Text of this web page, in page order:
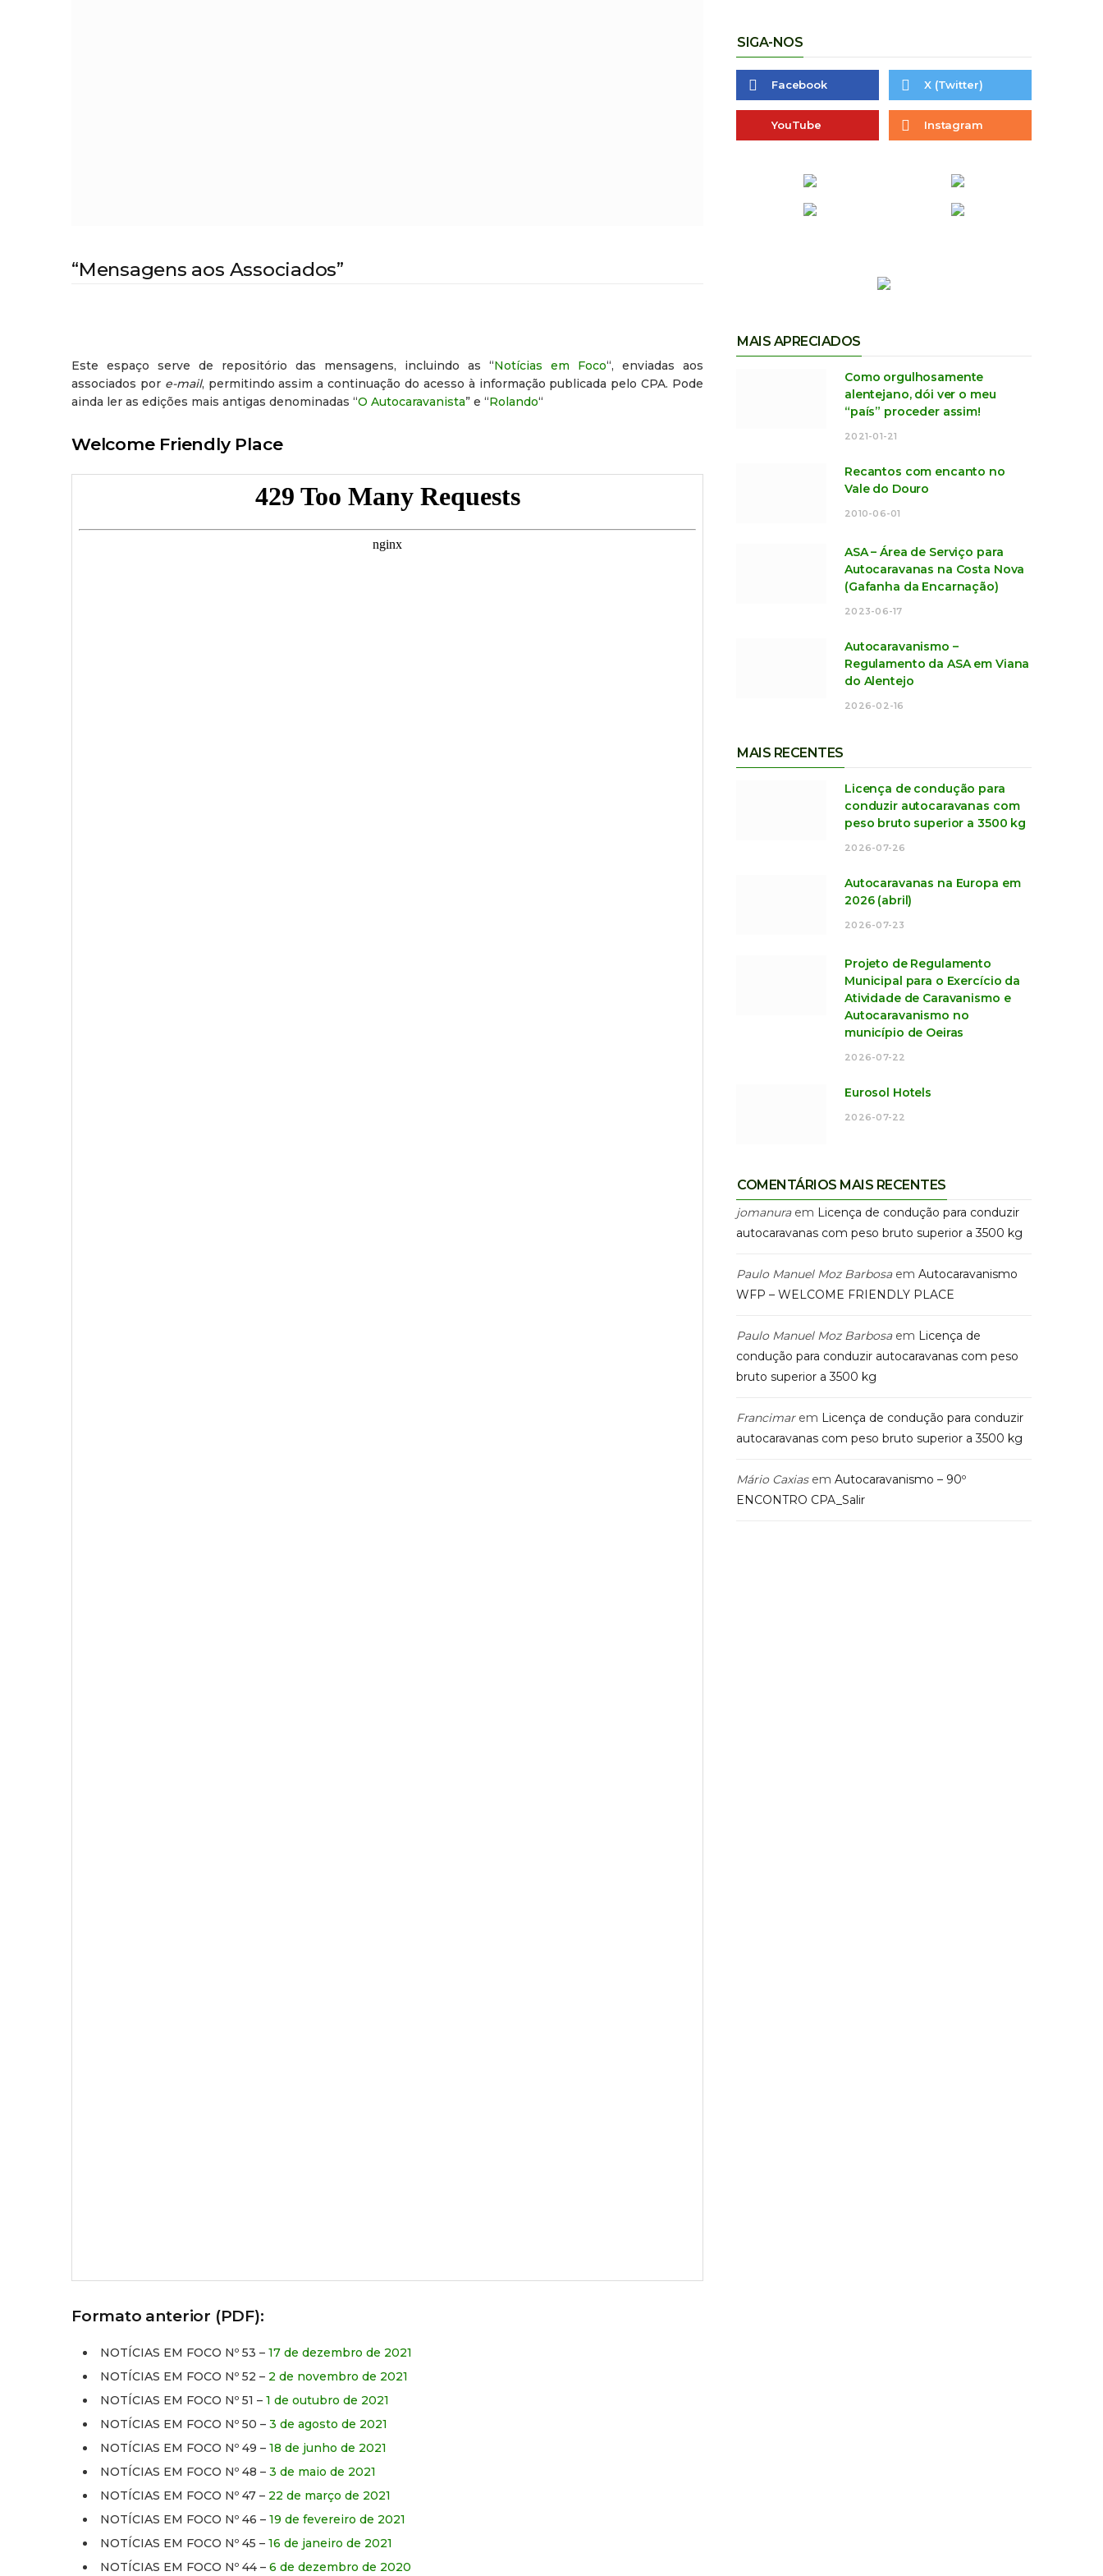
“Mensagens aos Associados”
Este espaço serve de repositório das mensagens, incluindo as “Notícias em Foco“, enviadas aos
associados por e-mail, permitindo assim a continuação do acesso à informação publicada pelo CPA. Pode
ainda ler as edições mais antigas denominadas “O Autocaravanista” e “Rolando“
Welcome Friendly Place
Formato anterior (PDF):
NOTÍCIAS EM FOCO Nº 53 – 17 de dezembro de 2021
NOTÍCIAS EM FOCO Nº 52 – 2 de novembro de 2021
NOTÍCIAS EM FOCO Nº 51 – 1 de outubro de 2021
NOTÍCIAS EM FOCO Nº 50 – 3 de agosto de 2021
NOTÍCIAS EM FOCO Nº 49 – 18 de junho de 2021
NOTÍCIAS EM FOCO Nº 48 – 3 de maio de 2021
NOTÍCIAS EM FOCO Nº 47 – 22 de março de 2021
NOTÍCIAS EM FOCO Nº 46 – 19 de fevereiro de 2021
NOTÍCIAS EM FOCO Nº 45 – 16 de janeiro de 2021
NOTÍCIAS EM FOCO Nº 44 – 6 de dezembro de 2020
SIGA-NOS
Facebook X (Twitter)
YouTube Instagram
MAIS APRECIADOS
Como orgulhosamente
alentejano, dói ver o meu
“país” proceder assim!
2021-01-21
Recantos com encanto no
Vale do Douro
2010-06-01
ASA – Área de Serviço para
Autocaravanas na Costa Nova
(Gafanha da Encarnação)
2023-06-17
Autocaravanismo –
Regulamento da ASA em Viana
do Alentejo
2026-02-16
MAIS RECENTES
Licença de condução para
conduzir autocaravanas com
peso bruto superior a 3500 kg
2026-07-26
Autocaravanas na Europa em
2026 (abril)
2026-07-23
Projeto de Regulamento
Municipal para o Exercício da
Atividade de Caravanismo e
Autocaravanismo no
município de Oeiras
2026-07-22
Eurosol Hotels
2026-07-22
COMENTÁRIOS MAIS RECENTES
jomanuraem Licença de condução para conduzir
autocaravanas com peso bruto superior a 3500 kg
Paulo Manuel Moz Barbosaem Autocaravanismo
WFP – WELCOME FRIENDLY PLACE
Paulo Manuel Moz Barbosaem Licença de
condução para conduzir autocaravanas com peso
bruto superior a 3500 kg
Francimarem Licença de condução para conduzir
autocaravanas com peso bruto superior a 3500 kg
Mário Caxiasem Autocaravanismo – 90º
ENCONTRO CPA_Salir